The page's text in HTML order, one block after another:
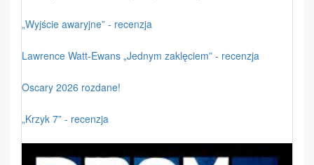
„Wyjście awaryjne” - recenzja
Lawrence Watt-Ewans „Jednym zaklęciem” - recenzja
Oscary 2026 rozdane!
„Krzyk 7” - recenzja